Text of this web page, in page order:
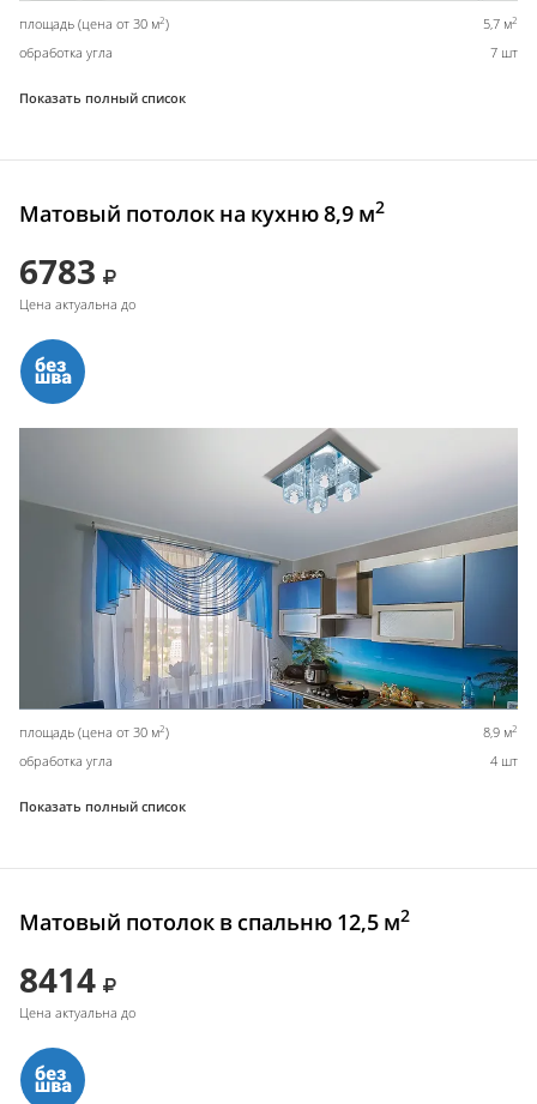
площадь (цена от 30 м2) 5,7 м2
обработка угла 7 шт
Показать полный список
Матовый потолок на кухню 8,9 м2
6783
Цена актуальна до
площадь (цена от 30 м2) 8,9 м2
обработка угла 4 шт
Показать полный список
Матовый потолок в спальню 12,5 м2
8414
Цена актуальна до